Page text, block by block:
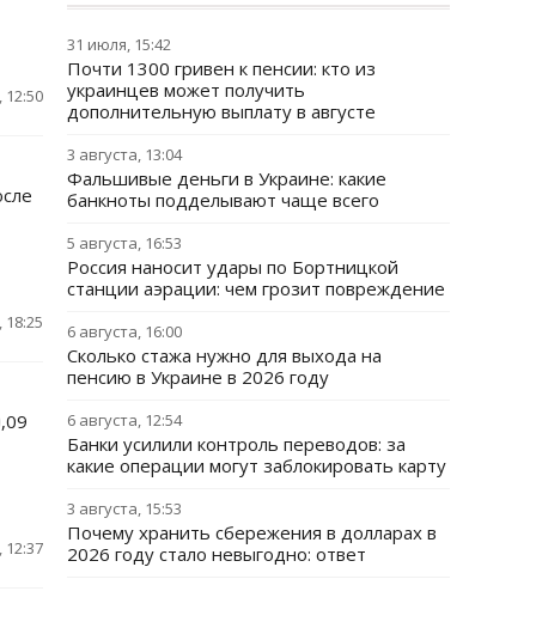
12:50
12:37
31 июля, 15:42
Почти 1300 гривен к пенсии: кто из
украинцев может получить
дополнительную выплату в августе
3 августа, 13:04
Фальшивые деньги в Украине: какие
банкноты подделывают чаще всего
5 августа, 16:53
Россия наносит удары по Бортницкой
станции аэрации: чем грозит повреждение
6 августа, 16:00
Сколько стажа нужно для выхода на
пенсию в Украине в 2026 году
6 августа, 12:54
Банки усилили контроль переводов: за
какие операции могут заблокировать карту
3 августа, 15:53
Почему хранить сбережения в долларах в
2026 году стало невыгодно: ответ